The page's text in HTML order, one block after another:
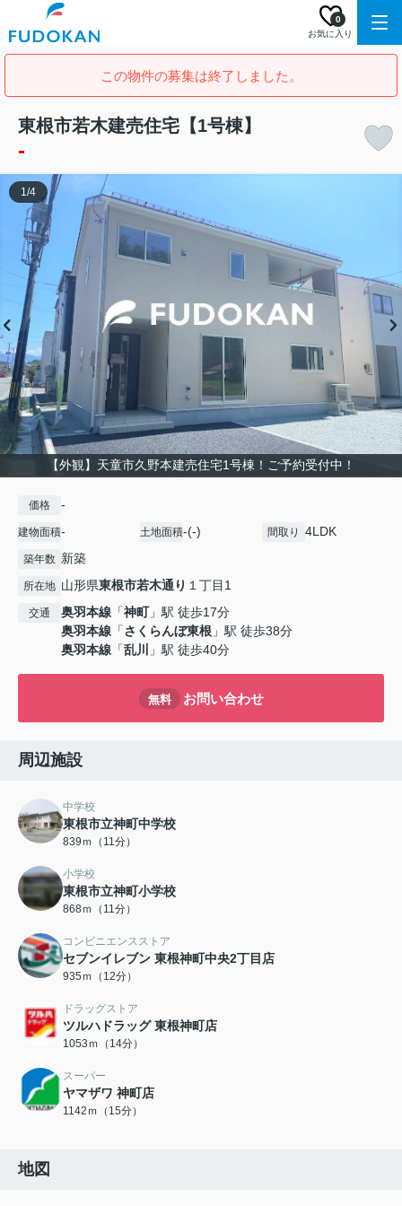
お気に入り
0
この物件の募集は終了しました。
東根市若木建売住宅【1号棟】
-
【外観】天童市久野本建売住宅1号棟！ご予約受付中！
1/4
価格 -
建物面積- 土地面積-(-) 間取り 4LDK
築年数 新築
所在地 山形県東根市若木通り １丁目1
交通 奥羽本線 「神町」駅 徒歩17分
奥羽本線 「さくらんぼ東根 」駅 徒歩38分
奥羽本線 「乱川 」駅 徒歩40分
無料 お問い合わせ
周辺施設
中学校
東根市立神町中学校
839ｍ（11分）
小学校
東根市立神町小学校
868ｍ（11分）
コンビニエンスストア
セブンイレブン 東根神町中央2丁目店
935ｍ（12分）
ドラッグストア
ツルハドラッグ 東根神町店
1053ｍ（14分）
スーパー
ヤマザワ 神町店
1142ｍ（15分）
地図